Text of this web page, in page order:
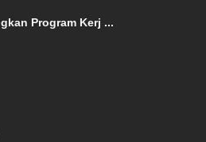
Program Kerj ...